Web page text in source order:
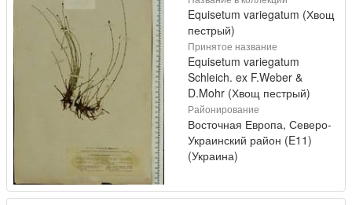
Equisetum variegatum (Хвощ
пестрый)
Принятое название
Equisetum variegatum
Schleich. ex F.Weber &
D.Mohr (Хвощ пестрый)
Районирование
Восточная Европа, Северо-
Украинский район (E11)
(Украина)